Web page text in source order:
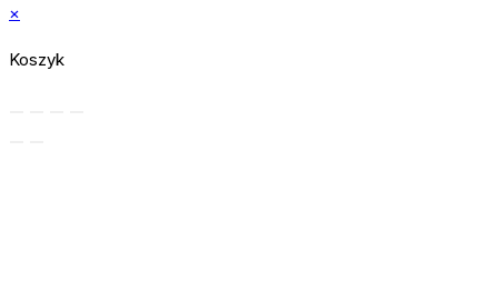
×
Koszyk